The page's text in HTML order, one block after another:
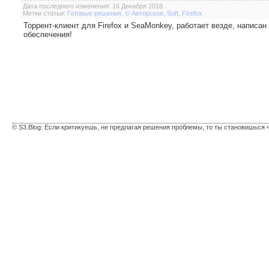
Дата последнего изменения: 16 Декабря 2018
Метки статьи: Готовые решения © Авторское Soft Firefox
Торрент-клиент для Firefox и SeaMonkey, работает везде,
обеспечения!
© S3.Blog: Если критикуешь, не предлагая решения проблемы, то ты становишься